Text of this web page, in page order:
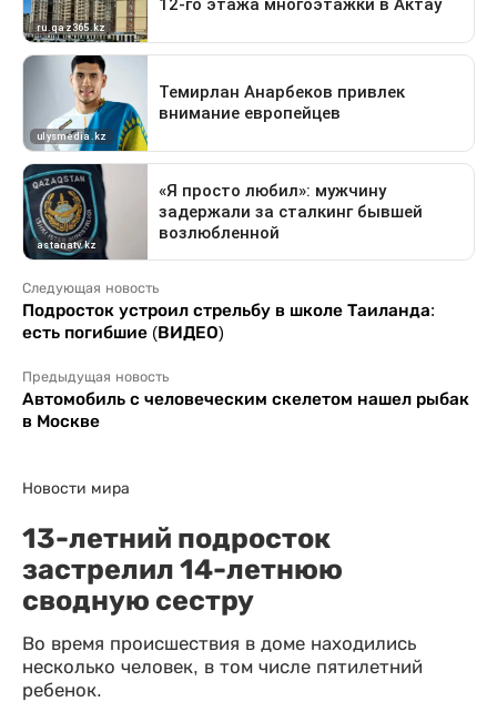
Следующая новость
Подросток устроил стрельбу в школе Таиланда:
есть погибшие (ВИДЕО)
Предыдущая новость
Автомобиль с человеческим скелетом нашел рыбак
в Москве
Новости мира
13-летний подросток
застрелил 14-летнюю
сводную сестру
Во время происшествия в доме находились
несколько человек, в том числе пятилетний
ребенок.